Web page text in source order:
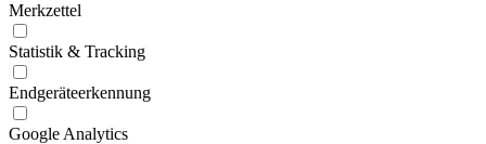
Merkzettel
Statistik & Tracking
Endgeräteerkennung
Google Analytics